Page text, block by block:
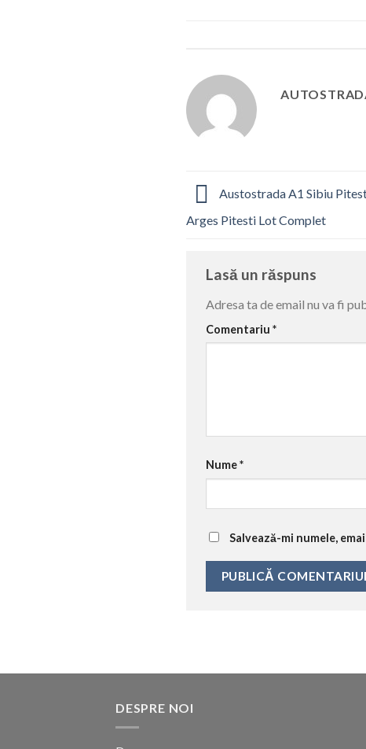
Austostrada A1 Sibiu
Arges Pitesti Lot Complet
Lasă un răspuns
Adresa ta de email nu va fi
Comentariu *
Nume*
Salvează-mi numele,
DESPRE NOI